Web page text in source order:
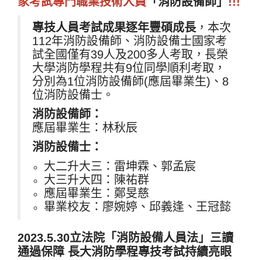
專技人員考試成果逐年豐碩成長，本次
112年消防設備師、消防設備士國家考
試全國僅有39人及200多人考取，長榮
大學消防學程共有9位同學順利考取，
分別為1位消防設備師(應屆畢業生)、8
位消防設備士。
消防設備師：
應屆畢業生：林秋辰
消防設備士：
大二升大三：雷坤霖、郭孟宸
大三升大四：陳祐群
應屆畢業生：鄭旻慈
畢業校友：廖婉婷、邱義逢、王冠懿
2023.5.30立法院「消防設備人員法」 三讀
通過保障 長大消防學程專技考試持續亮眼